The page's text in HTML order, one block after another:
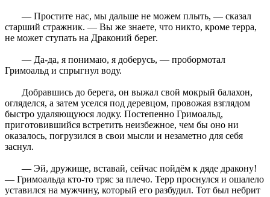
— Простите нас, мы дальше не можем плыть, — сказал
старший стражник. — Вы же знаете, что никто, кроме терра,
не может ступать на Драконий берег.
— Да-да, я понимаю, я доберусь, — пробормотал
Гримоальд и спрыгнул воду.
Добравшись до берега, он выжал свой мокрый балахон,
огляделся, а затем уселся под деревцом, провожая взглядом
быстро удаляющуюся лодку. Постепенно Гримоальд,
приготовившийся встретить неизбежное, чем бы оно ни
оказалось, погрузился в свои мысли и незаметно для себя
заснул.
— Эй, дружище, вставай, сейчас пойдём к дяде дракону!
— Гримоальда кто-то тряс за плечо. Терр проснулся и ошалело
уставился на мужчину, который его разбудил. Тот был небрит